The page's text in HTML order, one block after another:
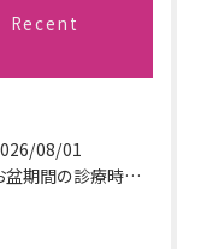
Recent
08/01
《お盆期間の診療時間変更のお知らせ》